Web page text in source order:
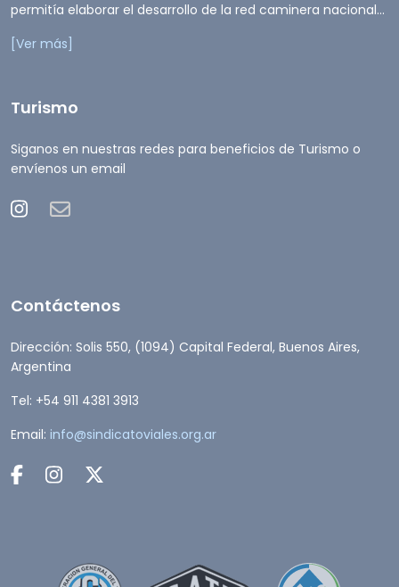
permitía elaborar el desarrollo de la red caminera nacional...
[Ver más]
Turismo
Siganos en nuestras redes para beneficios de Turismo o
envíenos un email
Contáctenos
Dirección: Solis 550, (1094) Capital Federal, Buenos Aires,
Argentina
Tel: +54 911 4381 3913
Email: info@sindicatoviales.org.ar